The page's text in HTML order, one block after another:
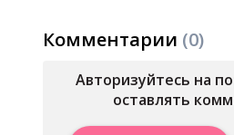
Комментарии (0)
Авторизуйтесь на
оставлять